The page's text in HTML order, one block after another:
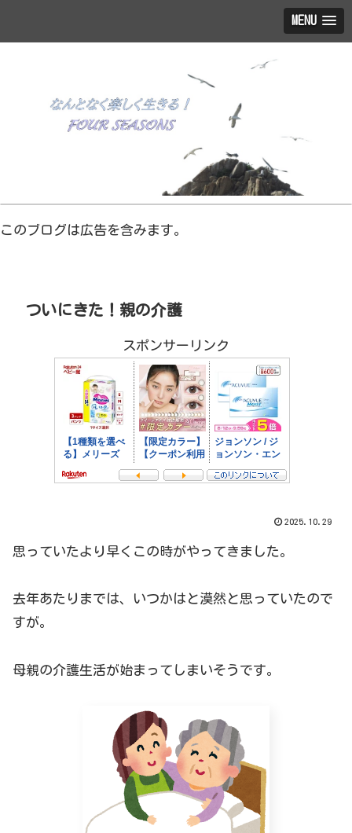
MENU
このブログは広告を含みます。
ついにきた！親の介護
スポンサーリンク
2025.10.29
思っていたより早くこの時がやってきました。
去年あたりまでは、いつかはと漠然と思っていたので
すが。
母親の介護生活が始まってしまいそうです。